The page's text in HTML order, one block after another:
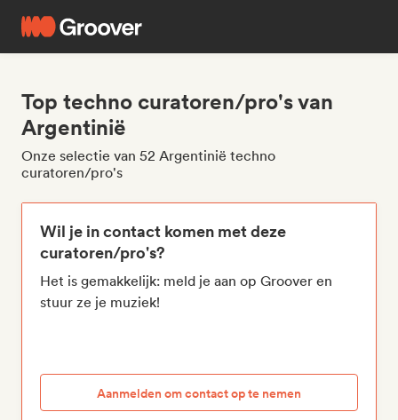
Top techno curatoren/pro's van
Argentinië
Onze selectie van 52 Argentinië techno
curatoren/pro's
Wil je in contact komen met deze
curatoren/pro's?
Het is gemakkelijk: meld je aan op Groover en
stuur ze je muziek!
Aanmelden om contact op te nemen